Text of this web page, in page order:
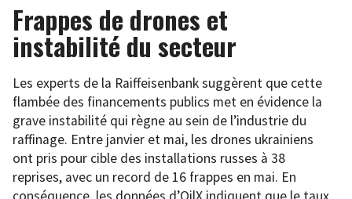
Frappes de drones et
instabilité du secteur
Les experts de la Raiffeisenbank suggèrent que cette
flambée des financements publics met en évidence la
grave instabilité qui règne au sein de l’industrie du
raffinage. Entre janvier et mai, les drones ukrainiens
ont pris pour cible des installations russes à 38
reprises, avec un record de 16 frappes en mai. En